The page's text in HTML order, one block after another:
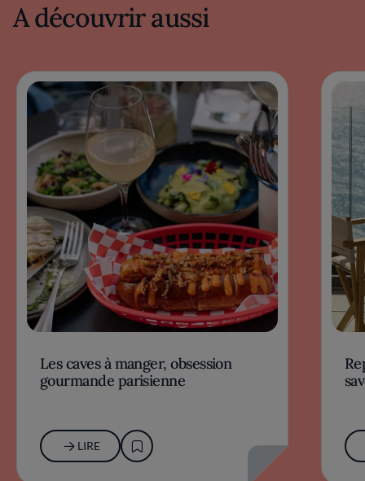
A découvrir aussi
Les caves à manger, obsession
gourmande parisienne
LIRE